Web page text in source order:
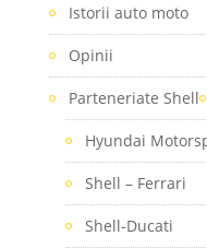
Istorii auto moto
Opinii
Parteneriate Shell
Hyundai
Shell – Ferrari
Shell-Ducati